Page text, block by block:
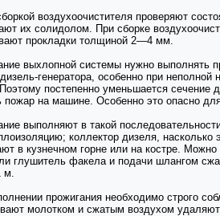
воздухоочистителя проверяют
их солидолом. При сборке
прокладки толщиной 2—4 мм.
выхлопной системы нужно выполнять
генератора, особенно при
постепенно уменьшается сечение
пожар на машине. Особенно это опасно
выполняют в такой
коллектор дизеля,
в кузнечном горне или на костре.
глушитель факела и подачи шлангом
м.
прожигания необходимо строго
молотком и сжатым воздухом